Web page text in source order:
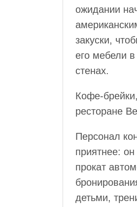
ожидании
закуски,
его мебели
стенах.
Кофе-
ресторане
Персонал
приятнее:
прокат
детьми,